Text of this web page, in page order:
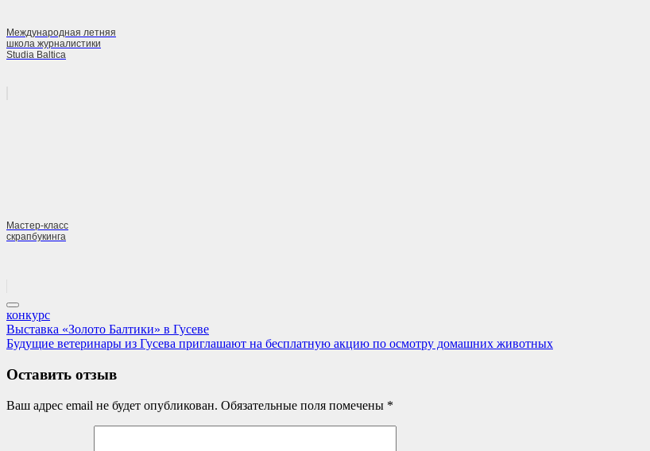
Международная летняя
школа журналистики
Studia Baltica
Мастер-класс
скрапбукинга
конкурс
Навигация
по
записям
Previous
Post:
Выставка «Золото Балтики» в Гусеве
Next
Будущие ветеринары из Гусева приглашают на бесплатную акцию по осмотру домашних животных
Оставить отзыв
Ваш адрес email не будет опубликован. Обязательные поля помечены *